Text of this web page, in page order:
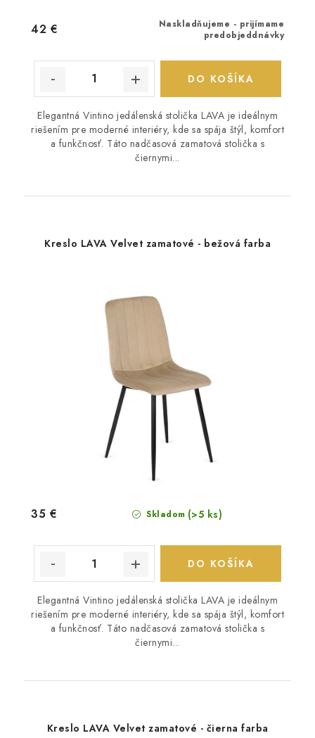
Naskladňujeme - prijímame
predobjeddnávky
42 €
DO KOŠÍKA
Elegantná Vintino jedálenská stolička LAVA je ideálnym
riešením pre moderné interiéry, kde sa spája štýl, komfort
a funkčnosť. Táto nadčasová zamatová stolička s
čiernymi...
Kreslo LAVA Velvet zamatové - bežová farba
Skladom (>5 ks)
35 €
DO KOŠÍKA
Elegantná Vintino jedálenská stolička LAVA je ideálnym
riešením pre moderné interiéry, kde sa spája štýl, komfort
a funkčnosť. Táto nadčasová zamatová stolička s
čiernymi...
Kreslo LAVA Velvet zamatové - čierna farba